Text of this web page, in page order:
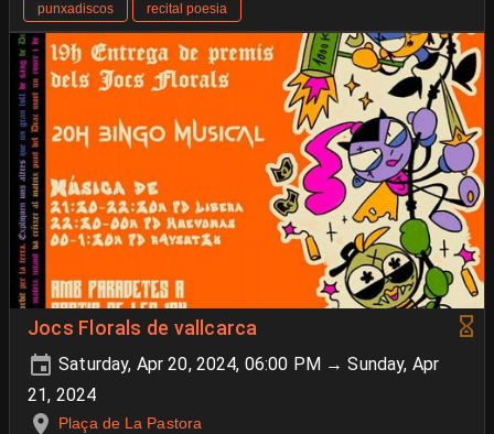
punxadiscos
recital poesia
Jocs Florals de vallcarca
Saturday, Apr 20, 2024, 06:00 PM → Sunday, Apr
21, 2024
Plaça de La Pastora